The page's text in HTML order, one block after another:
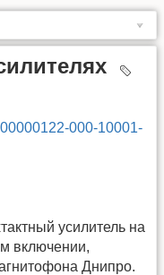
000-10001-
усилитель на
включении,
Днипро.